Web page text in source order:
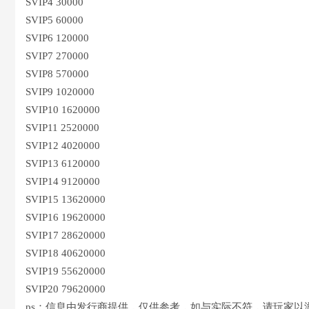
SVIP5 60000
SVIP6 120000
SVIP7 270000
SVIP8 570000
SVIP9 1020000
SVIP10 1620000
SVIP11 2520000
SVIP12 4020000
SVIP13 6120000
SVIP14 9120000
SVIP15 13620000
SVIP16 19620000
SVIP17 28620000
SVIP18 40620000
SVIP19 55620000
SVIP20 79620000